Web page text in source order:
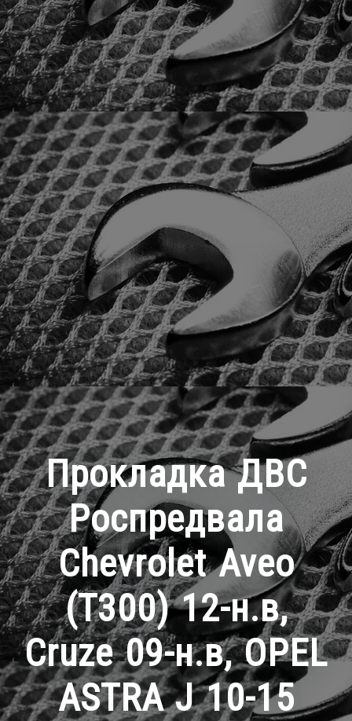
Прокладка ДВС
Роспредвала
Chevrolet Aveo
(T300) 12-н.в,
Cruze 09-н.в, OPEL
ASTRA J 10-15